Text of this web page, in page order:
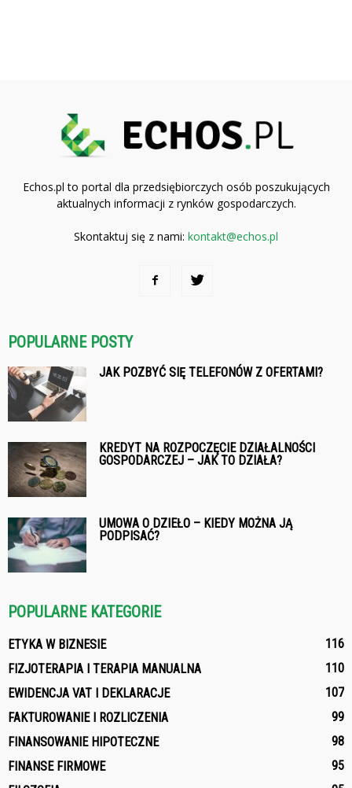
Echos.pl to portal dla przedsiębiorczych osób poszukujących
aktualnych informacji z rynków gospodarczych.
Skontaktuj się z nami: kontakt@echos.pl
POPULARNE POSTY
JAK POZBYĆ SIĘ TELEFONÓW Z OFERTAMI?
KREDYT NA ROZPOCZĘCIE DZIAŁALNOŚCI
GOSPODARCZEJ – JAK TO DZIAŁA?
UMOWA O DZIEŁO – KIEDY MOŻNA JĄ
PODPISAĆ?
POPULARNE KATEGORIE
ETYKA W BIZNESIE
116
FIZJOTERAPIA I TERAPIA MANUALNA
110
EWIDENCJA VAT I DEKLARACJE
107
FAKTUROWANIE I ROZLICZENIA
99
FINANSOWANIE HIPOTECZNE
98
FINANSE FIRMOWE
95